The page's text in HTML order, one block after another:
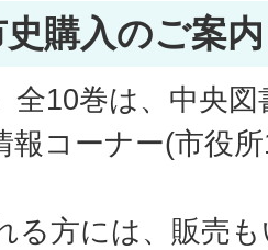
購入のご案内
全10巻は、中央
報コーナー(市役
る方には、販売